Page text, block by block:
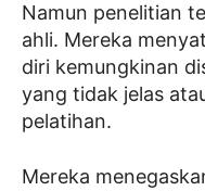
Namun penelitian
ahli. Mereka
diri kemungkinan
yang tidak jelas
pelatihan.
Mereka